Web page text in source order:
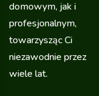
domowym, jak i
profesjonalnym,
towarzysząc Ci
niezawodnie przez
wiele lat.